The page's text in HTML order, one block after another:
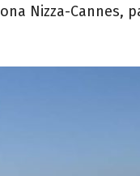
Nizza-Cannes,